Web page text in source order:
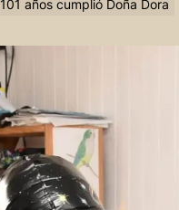
101 años cumplió Doña Dora